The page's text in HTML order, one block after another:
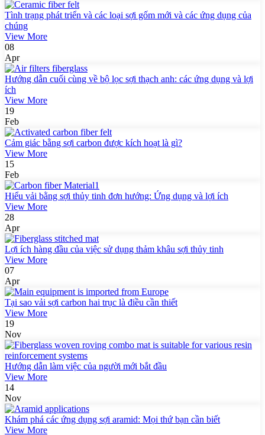
Tình trạng phát triển và các loại sợi gốm mới và các ứng dụng của
chúng
View More
08
Apr
Hướng dẫn cuối cùng về bộ lọc sợi thạch anh: các ứng dụng và lợi
ích
View More
19
Feb
Cảm giác bằng sợi carbon được kích hoạt là gì?
View More
15
Feb
Hiểu vải bằng sợi thủy tinh đơn hướng: Ứng dụng và lợi ích
View More
28
Apr
Lợi ích hàng đầu của việc sử dụng thảm khâu sợi thủy tinh
View More
07
Apr
Tại sao vải sợi carbon hai trục là điều cần thiết
View More
19
Nov
Hướng dẫn làm việc của người mới bắt đầu
View More
14
Nov
Khám phá các ứng dụng sợi aramid: Mọi thứ bạn cần biết
View More